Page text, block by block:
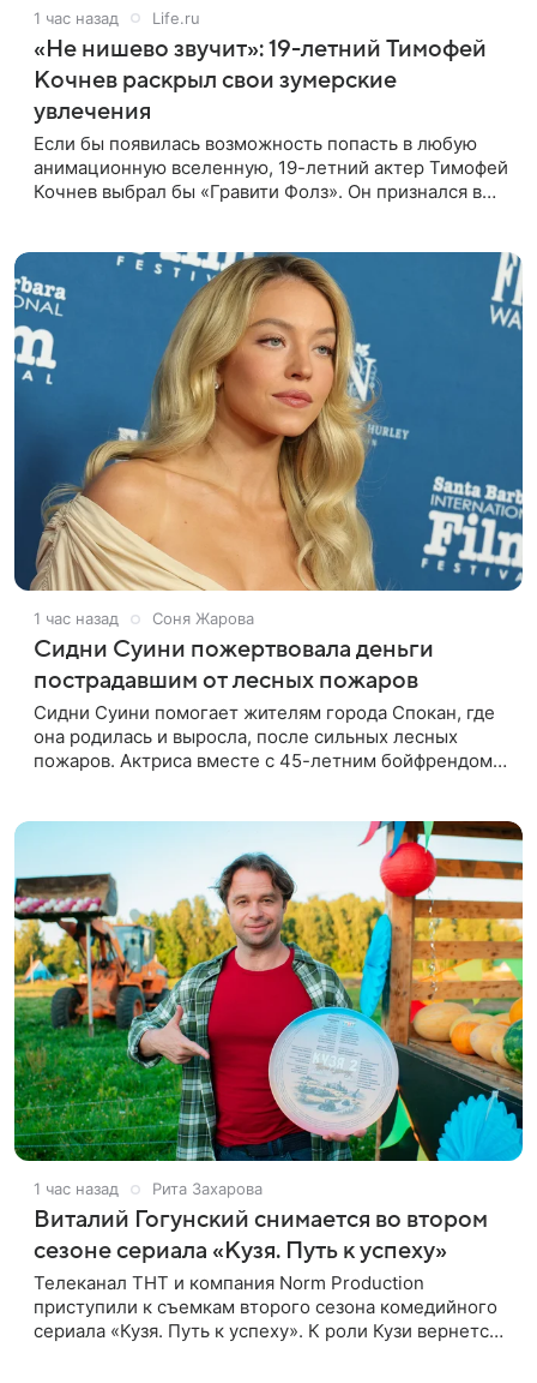
1 час назад Life.ru
«Не нишево звучит»: 19-летний Тимофей
Кочнев раскрыл свои зумерские
увлечения
Если бы появилась возможность попасть в любую
анимационную вселенную, 19-летний актер Тимофей
Кочнев выбрал бы «Гравити Фолз». Он признался в
1 час назад Соня Жарова
Сидни Суини пожертвовала деньги
пострадавшим от лесных пожаров
Сидни Суини помогает жителям города Спокан, где
она родилась и выросла, после сильных лесных
пожаров. Актриса вместе с 45-летним бойфрендом
1 час назад Рита Захарова
Виталий Гогунский снимается во втором
сезоне сериала «Кузя. Путь к успеху»
Телеканал ТНТ и компания Norm Production
приступили к съемкам второго сезона комедийного
сериала «Кузя. Путь к успеху». К роли Кузи вернется